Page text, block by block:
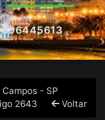
996445613
- SP
2643 Voltar